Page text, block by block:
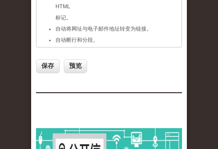
HTML
标记。
自动将网址与电子邮件地址转变为链接。
自动断行和分段。